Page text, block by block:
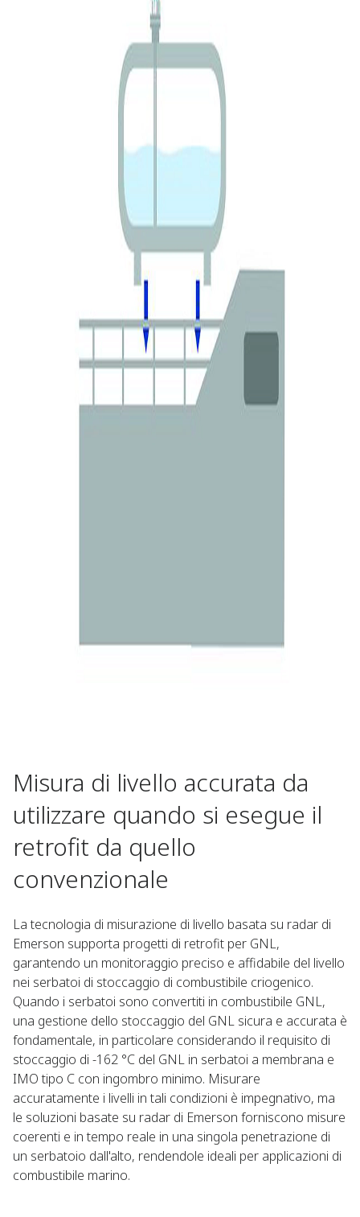
Misura di livello accurata da
utilizzare quando si esegue il
retrofit da quello
convenzionale
La tecnologia di misurazione di livello basata su radar di
Emerson supporta progetti di retrofit per GNL,
garantendo un monitoraggio preciso e affidabile del livello
nei serbatoi di stoccaggio di combustibile criogenico.
Quando i serbatoi sono convertiti in combustibile GNL,
una gestione dello stoccaggio del GNL sicura e accurata è
fondamentale, in particolare considerando il requisito di
stoccaggio di -162 °C del GNL in serbatoi a membrana e
IMO tipo C con ingombro minimo. Misurare
accuratamente i livelli in tali condizioni è impegnativo, ma
le soluzioni basate su radar di Emerson forniscono misure
coerenti e in tempo reale in una singola penetrazione di
un serbatoio dall'alto, rendendole ideali per applicazioni di
combustibile marino.